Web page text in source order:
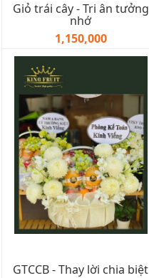
Giỏ trái cây - Tri ân tưởng
nhớ
1,150,000
GTCCB - Thay lời chia biệt